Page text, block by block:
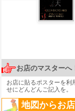
お店のマスターへ
お店に貼るポスターを利
せにどんどんご記入を。
地図からお